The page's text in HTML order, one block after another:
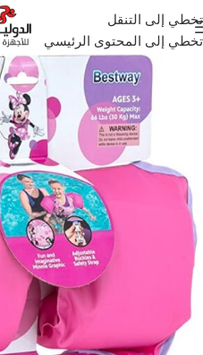
تخطي إلى التنقل
تخطي إلى المحتوى الرئيسي